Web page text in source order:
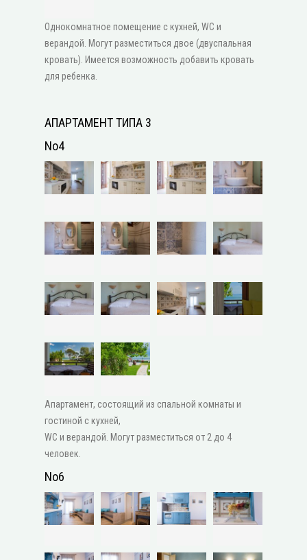
Однокомнатное помещение с кухней, WC и
верандой. Могут разместиться двое (двуспальная
кровать). Имеется возможность добавить кровать
для ребенка.
АПАРТАМЕНТ ТИПА 3
No4
Апартамент, состоящий из спальной комнаты и
гостиной с кухней,
WC и верандой. Могут разместиться от 2 до 4
человек.
No6